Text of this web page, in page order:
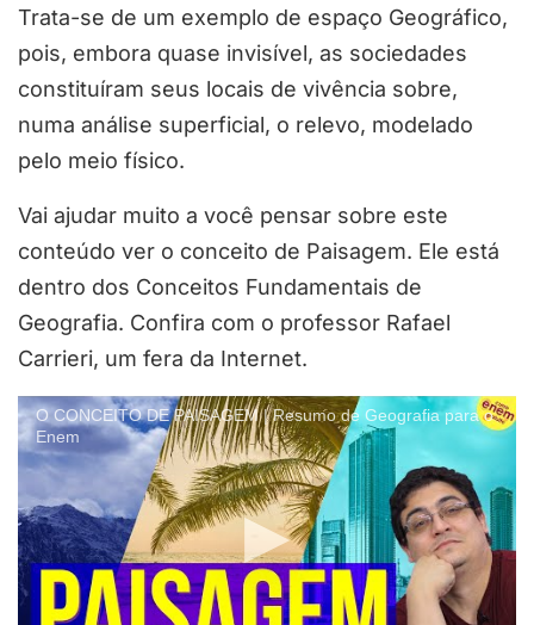
Trata-se de um exemplo de espaço Geográfico,
pois, embora quase invisível, as sociedades
constituíram seus locais de vivência sobre,
numa análise superficial, o relevo, modelado
pelo meio físico.
Vai ajudar muito a você pensar sobre este
conteúdo ver o conceito de Paisagem. Ele está
dentro dos Conceitos Fundamentais de
Geografia. Confira com o professor Rafael
Carrieri, um fera da Internet.
O CONCEITO DE PAISAGEM | Resumo de Geografia para o
Enem